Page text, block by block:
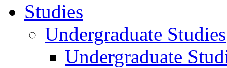
Studies
Undergraduate Studies
Undergraduate